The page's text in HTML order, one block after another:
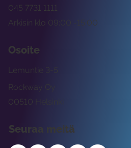
Arkisin klo 09:00 -15:00
045 7731 1111
Osoite
Rockway Oy
Lemuntie 3-5
00510 Helsinki
Seuraa meitä